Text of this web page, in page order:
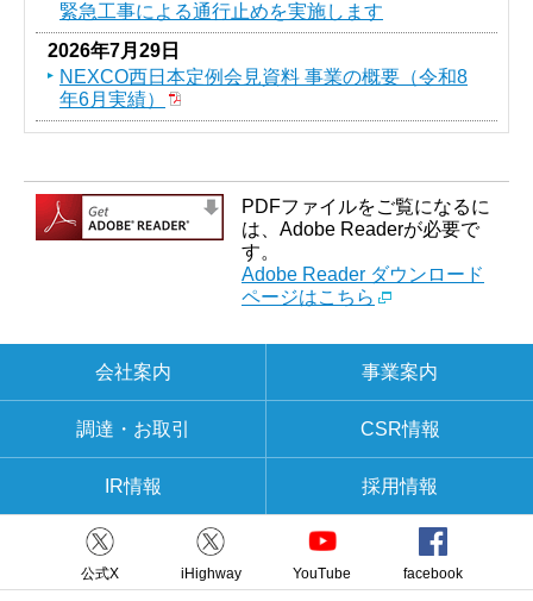
緊急工事による通行止めを実施します
2026年7月29日
NEXCO西日本定例会見資料 事業の概要（令和8
年6月実績）
PDFファイルをご覧になるに
は、Adobe Readerが必要で
す。
Adobe Reader ダウンロード
ページはこちら
会社案内 事業案内
調達・お取引 CSR情報
IR情報 採用情報
公式X iHighway YouTube facebook